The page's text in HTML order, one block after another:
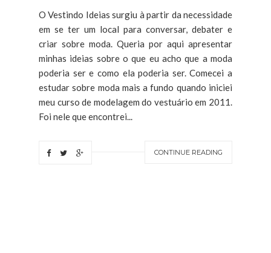
O Vestindo Ideias surgiu à partir da necessidade
em se ter um local para conversar, debater e
criar sobre moda. Queria por aqui apresentar
minhas ideias sobre o que eu acho que a moda
poderia ser e como ela poderia ser. Comecei a
estudar sobre moda mais a fundo quando iniciei
meu curso de modelagem do vestuário em 2011.
Foi nele que encontrei...
CONTINUE READING